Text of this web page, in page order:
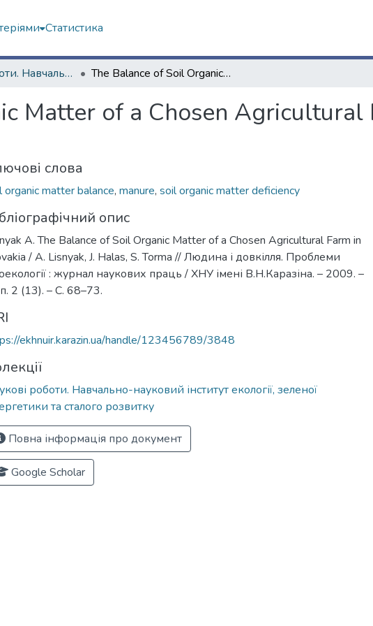
Статистика
Наукові роботи. Навчально-науковий інститут екології, зеленої енергетики та сталого розвитку The Balance of Soil Organic Matter of a Chosen Agricultural Farm in Slovakia
Matter of a Chosen Agricultural
слова
organic matter balance, manure, soil organic matter deficiency
опис
A. The Balance of Soil Organic Matter of a Chosen Agricultural Farm in
/ A. Lisnyak, J. Halas, S. Torma // Людина і довкілля. Проблеми
: журнал наукових праць / ХНУ імені В.Н.Каразіна. – 2009. –
2 (13). – С. 68–73.
ekhnuir.karazin.ua/handle/123456789/3848
роботи. Навчально-науковий інститут екології, зеленої
та сталого розвитку
Повна інформація про документ
Google Scholar